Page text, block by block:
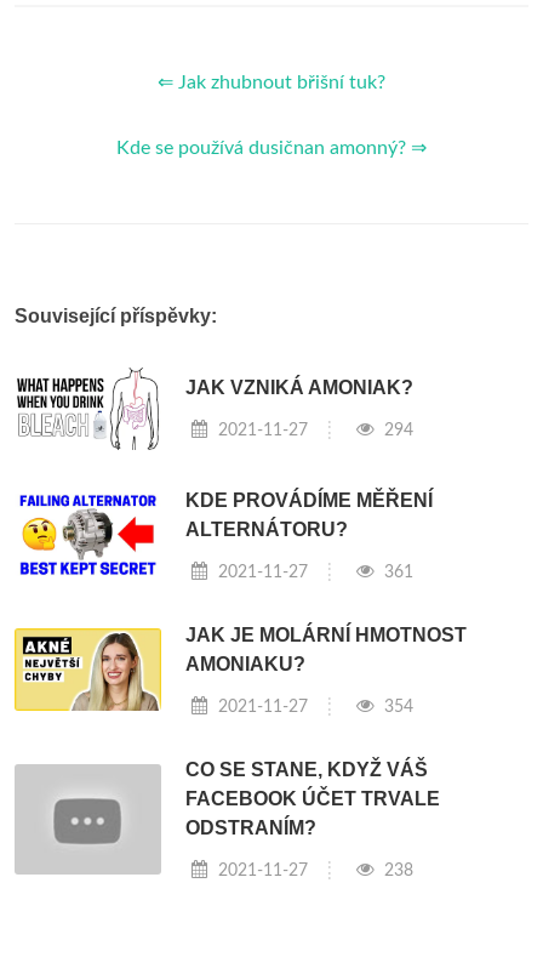
⇐ Jak zhubnout břišní tuk?
Kde se používá dusičnan amonný? ⇒
Související příspěvky:
JAK VZNIKÁ AMONIAK?
2021-11-27 294
KDE PROVÁDÍME MĚŘENÍ
ALTERNÁTORU?
2021-11-27 361
JAK JE MOLÁRNÍ HMOTNOST
AMONIAKU?
2021-11-27 354
CO SE STANE, KDYŽ VÁŠ
FACEBOOK ÚČET TRVALE
ODSTRANÍM?
2021-11-27 238